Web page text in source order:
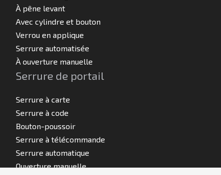
À pêne levant
Avec cylindre et bouton
Verrou en applique
Serrure automatisée
À ouverture manuelle
Serrure de portail
Serrure à carte
Serrure à code
Bouton-poussoir
Serrure à télécommande
Serrure automatique
Ouverture manuelle